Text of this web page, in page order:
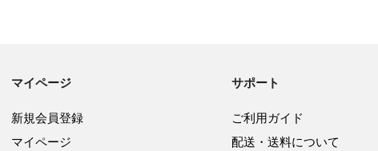
マイページ
新規会員登録
マイページ
サポート
ご利用ガイド
配送・送料について